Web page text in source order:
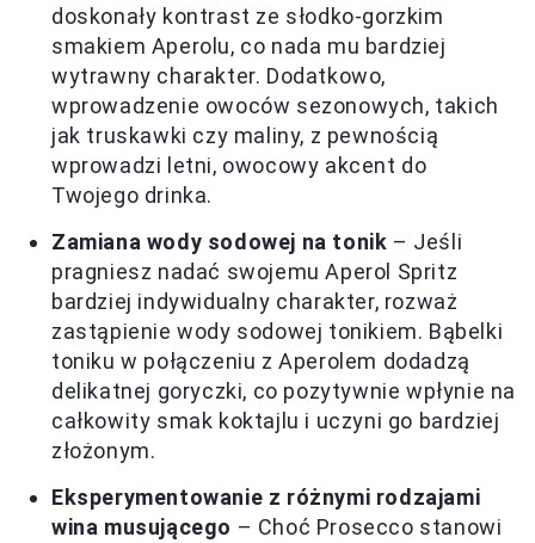
doskonały kontrast ze słodko-gorzkim
smakiem Aperolu, co nada mu bardziej
wytrawny charakter. Dodatkowo,
wprowadzenie owoców sezonowych, takich
jak truskawki czy maliny, z pewnością
wprowadzi letni, owocowy akcent do
Twojego drinka.
Zamiana wody sodowej na tonik – Jeśli
pragniesz nadać swojemu Aperol Spritz
bardziej indywidualny charakter, rozważ
zastąpienie wody sodowej tonikiem. Bąbelki
toniku w połączeniu z Aperolem dodadzą
delikatnej goryczki, co pozytywnie wpłynie na
całkowity smak koktajlu i uczyni go bardziej
złożonym.
Eksperymentowanie z różnymi rodzajami
wina musującego – Choć Prosecco stanowi